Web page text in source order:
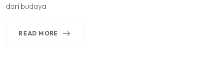
dari budaya
READ MORE